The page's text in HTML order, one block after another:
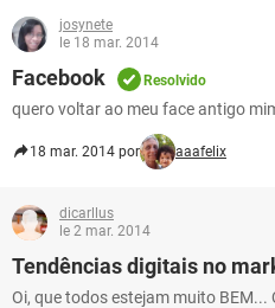
josynete
le 18 mar. 2014
Facebook Resolvido
quero voltar ao meu face antigo
18 mar. 2014 por aaafelix
dicarllus
le 2 mar. 2014
Tendências digitais no
Oi, que todos estejam muito BEM...